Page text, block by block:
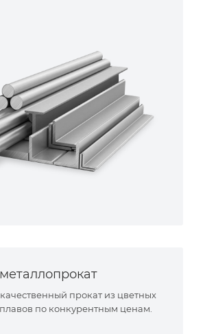
прокат из цветных
по конкурентным ценам.